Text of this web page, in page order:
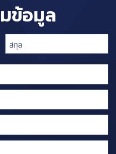
ข้อมูล